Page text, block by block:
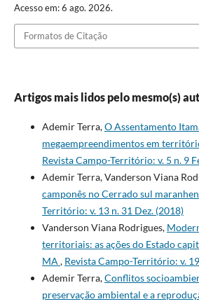
Acesso em: 6 ago. 2026.
Formatos de Citação
Artigos mais lidos pelo mesmo(s)
Ademir Terra,O Assentamento
megaempreendimentos em
Revista Campo-Território: v. 5 n. 9
Ademir Terra, Vanderson Viana
camponês no Cerrado sul
Território: v. 13 n. 31 Dez. (2018)
Vanderson Viana Rodrigues,
territoriais: as ações do Estado
MA , Revista Campo-Território: v.
Ademir Terra,Conflitos
preservação ambiental e a